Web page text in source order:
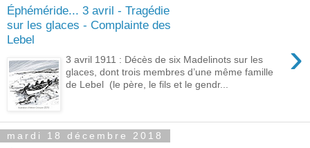
Éphéméride... 3 avril - Tragédie
sur les glaces - Complainte des
Lebel
›
3 avril 1911 : Décès de six Madelinots sur les
glaces, dont trois membres d’une même famille
de Lebel (le père, le fils et le gendr...
mardi 18 décembre 2018